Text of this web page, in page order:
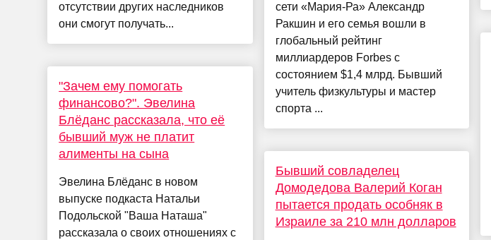
отсутствии других наследников
они смогут получать...
"Зачем ему помогать
финансово?". Эвелина
Блёданс рассказала, что её
бывший муж не платит
алименты на сына
Эвелина Блёданс в новом
выпуске подкаста Натальи
Подольской "Ваша Наташа"
рассказала о своих отношениях с
сети «Мария-Ра» Александр
Ракшин и его семья вошли в
глобальный рейтинг
миллиардеров Forbes с
состоянием $1,4 млрд. Бывший
учитель физкультуры и мастер
спорта ...
Бывший совладелец
Домодедова Валерий Коган
пытается продать особняк в
Израиле за 210 млн долларов